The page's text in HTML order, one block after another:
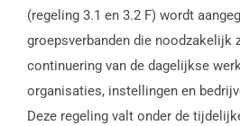
(regeling 3.1 en 3.2 F) wordt
groepsverbanden die noodzakelijk
continuering van de dagelijkse
organisaties, instellingen en
Deze regeling valt onder de